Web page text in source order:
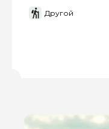
Другой